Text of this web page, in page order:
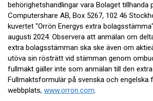
behörighetshandlingar vara Bolaget tillhanda
Computershare AB, Box 5267, 102 46
kuvertet "Orrön Energys extra
augusti 2024. Observera att anmälan om
extra bolagsstämman ska ske även om
utöva sin rösträtt vid stämman genom
fullmakt gäller inte som anmälan till den
Fullmaktsformulär på svenska och engelska
webbplats, www.orron.com.